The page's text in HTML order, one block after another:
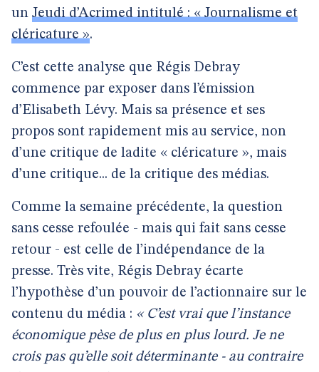
un Jeudi d’Acrimed intitulé : « Journalisme et
cléricature ».
C’est cette analyse que Régis Debray
commence par exposer dans l’émission
d’Elisabeth Lévy. Mais sa présence et ses
propos sont rapidement mis au service, non
d’une critique de ladite « cléricature », mais
d’une critique... de la critique des médias.
Comme la semaine précédente, la question
sans cesse refoulée - mais qui fait sans cesse
retour - est celle de l’indépendance de la
presse. Très vite, Régis Debray écarte
l’hypothèse d’un pouvoir de l’actionnaire sur le
contenu du média : « C’est vrai que l’instance
économique pèse de plus en plus lourd. Je ne
crois pas qu’elle soit déterminante - au contraire